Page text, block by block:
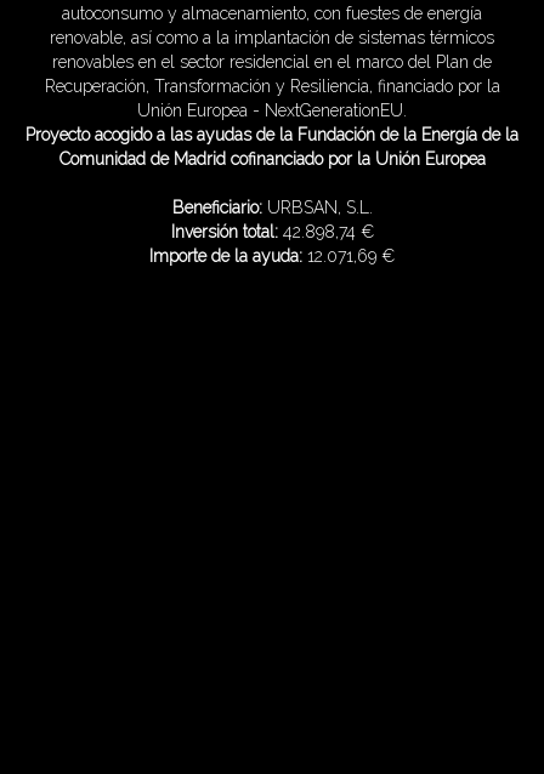
autoconsumo y almacenamiento, con fuestes de energía
renovable, así como a la implantación de sistemas térmicos
renovables en el sector residencial en el marco del Plan de
Recuperación, Transformación y Resiliencia, financiado por la
Unión Europea - NextGenerationEU.
Proyecto acogido a las ayudas de la Fundación de la Energía de la
Comunidad de Madrid cofinanciado por la Unión Europea
Beneficiario:URBSAN, S.L.
Inversión total:42.898,74 €
Importe de la ayuda: 12.071,69 €